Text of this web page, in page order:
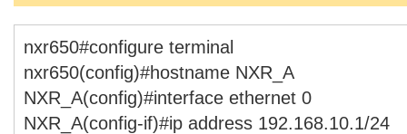
nxr650#configure terminal
nxr650(config)#hostname NXR_A
NXR_A(config)#interface ethernet 0
NXR_A(config-if)#ip address 192.168.10.1/24